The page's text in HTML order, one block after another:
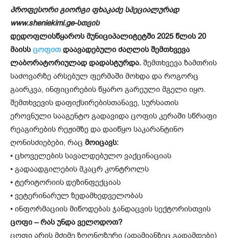
პროფესორი გიორგი ფხაკაძე სპეციალურად
www.sheniekimi.ge-სთვის
დედოფლისწყაროს მუნიციპალიტეტში 2025 წლის 20
მაისსცოფითდაავადებული ძაღლის შემთხვევა
ლაბორატორიულად დადასტურდა. შემთხვევა ზამთრის
საძოვარზე არსებულ ფერმაში მოხდა და როგორც
გაირკვა, ინფიცირების წყარო გარეული მგელი იყო.
შემთხვევის დაფიქსირებისთანავე, სურსათის
ეროვნული სააგენტო გადავიდა ცოფის კერაში სწრაფი
რეაგირების რეჟიმზე და დაიწყო საკარანტინო
ღონისძიებები, რაც მოიცავს:
• ცხოველების სავალდებულო ვაქცინაციას
• გადაადგილების მკაცრ კონტროლს
• ტერიტორიის დეზინფექციას
• ვეტერინარულ ზედამხედველობას
• ინფორმაციის მიწოდებას ჯანდაცვის სექტორისთვის
ცოფი – რას უნდა ველოდოთ?
ცოფი არის მძიმე ზოონოზური (ადამიანზეც გადამდები)